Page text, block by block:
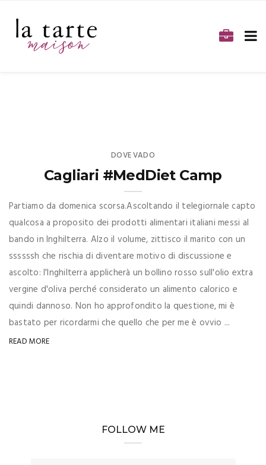
DOVE VADO
Cagliari #MedDiet Camp
Partiamo da domenica scorsa.Ascoltando il telegiornale capto
qualcosa a proposito dei prodotti alimentari italiani messi al
bando in Inghilterra. Alzo il volume, zittisco il marito con un
ssssssh che rischia di diventare motivo di discussione e
ascolto: l'Inghilterra applicherà un bollino rosso sull'olio extra
vergine d'oliva perché considerato un alimento calorico e
quindi dannoso. Non ho approfondito la questione, mi è
bastato per ricordarmi che quello che per me è ovvio ...
READ MORE
FOLLOW ME